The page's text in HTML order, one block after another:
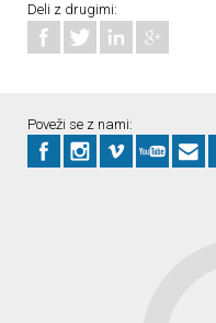
Deli z drugimi:
Poveži se z nami: